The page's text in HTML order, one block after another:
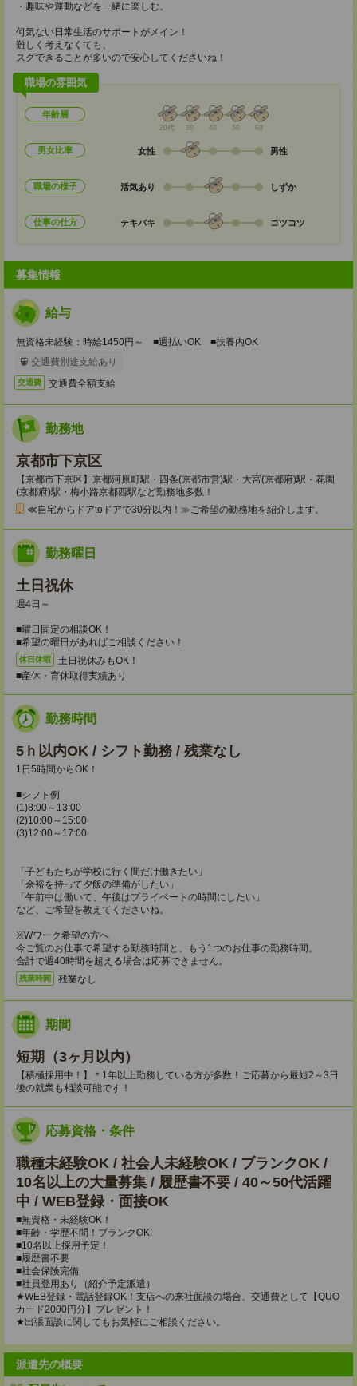
・趣味や運動などを一緒に楽しむ。
何気ない日常生活のサポートがメイン！
難しく考えなくても、
スグできることが多いので安心してくださいね！
職場の雰囲気
年齢層
20代 30 40 50 60
男女比率 女性 男性
職場の様子 活気あり しずか
仕事の仕方 テキパキ コツコツ
募集情報
給与
無資格未経験：時給1450円～ ■週払いOK ■扶養内OK
交通費別途支給あり
交通費 交通費全額支給
勤務地
京都市下京区
【京都市下京区】京都河原町駅・四条(京都市営)駅・大宮(京都府)駅・花園
(京都府)駅・梅小路京都西駅など勤務地多数！
≪自宅からドアtoドアで30分以内！≫ご希望の勤務地を紹介します。
勤務曜日
土日祝休
週4日～
■曜日固定の相談OK！
■希望の曜日があればご相談ください！
休日休暇
土日祝休みもOK！
■産休・育休取得実績あり
勤務時間
5ｈ以内OK / シフト勤務 / 残業なし
1日5時間からOK！
■シフト例
(1)8:00～13:00
(2)10:00～15:00
(3)12:00～17:00
「子どもたちが学校に行く間だけ働きたい」
「余裕を持って夕飯の準備がしたい」
「午前中は働いて、午後はプライベートの時間にしたい」
など、ご希望を教えてくださいね。
※Wワーク希望の方へ
今ご覧のお仕事で希望する勤務時間と、もう1つのお仕事の勤務時間。
合計で週40時間を超える場合は応募できません。
残業時間 残業なし
期間
短期（3ヶ月以内）
【積極採用中！】＊1年以上勤務している方が多数！ご応募から最短2～3日
後の就業も相談可能です！
応募資格・条件
職種未経験OK / 社会人未経験OK / ブランクOK /
10名以上の大量募集 / 履歴書不要 / 40～50代活躍
中 / WEB登録・面接OK
■無資格・未経験OK！
■年齢・学歴不問！ブランクOK!
■10名以上採用予定！
■履歴書不要
■社会保険完備
■社員登用あり（紹介予定派遣）
★WEB登録・電話登録OK！支店への来社面談の場合、交通費として【QUO
カード2000円分】プレゼント！
★出張面談に関してもお気軽にご相談ください。
派遣先の概要